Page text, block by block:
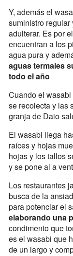
Y, además el
suministro
adulterar. Es por
encuentran a los
agua pura y
aguas termales
todo el año
Cuando el wasabi
se recolecta y las
granja de Daio
El wasabi llega
raíces y hojas
hojas y los tallos
y se pone al a
Los restaurantes
busca de la
para potenciar el
elaborando una
condimento que
es el wasabi que
de un largo y